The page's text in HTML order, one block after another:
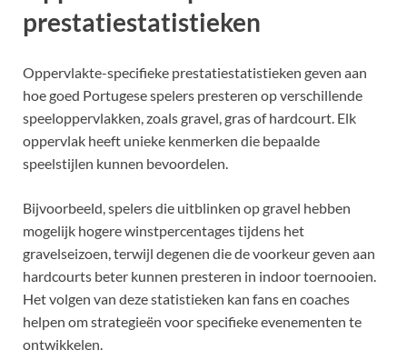
prestatiestatistieken
Oppervlakte-specifieke prestatiestatistieken geven aan
hoe goed Portugese spelers presteren op verschillende
speeloppervlakken, zoals gravel, gras of hardcourt. Elk
oppervlak heeft unieke kenmerken die bepaalde
speelstijlen kunnen bevoordelen.
Bijvoorbeeld, spelers die uitblinken op gravel hebben
mogelijk hogere winstpercentages tijdens het
gravelseizoen, terwijl degenen die de voorkeur geven aan
hardcourts beter kunnen presteren in indoor toernooien.
Het volgen van deze statistieken kan fans en coaches
helpen om strategieën voor specifieke evenementen te
ontwikkelen.